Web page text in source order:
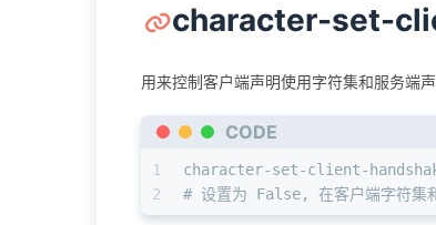
character-set-
用来控制客户端声明使用字符集和服务端
CODE
1
2
character-set-client-
# 设置为 False, 在客户端字符集和